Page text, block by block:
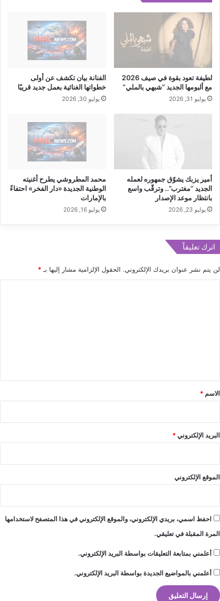
ع
د
ق
ف
ي
م
دّ
ة
لطيفة تعود بقوة في صيف 2026
مع ألبومها الجديد “شبهي بالملي”
يوليو 31, 2026
الفنانة بيان تكشف عن أولى
خطواتها الغنائية بعمل جديد قريبًا
يوليو 30, 2026
أمير يزبك يشوّق جمهوره لعمله
الجديد “مغترب”.. وترقّب واسع
بانتظار موعد الإصدار
يوليو 23, 2026
محمد المطروشي يطرح أغنيته
الوطنية الجديدة «دار الفخر» احتفاءً
بالإمارات
يوليو 16, 2026
اترك تعليقاً
لن يتم نشر عنوان بريدك الإلكتروني. الحقول الإلزامية مشار إليها بـ *
*
الاسم *
البريد الإلكتروني*
الموقع الإلكتروني
احفظ اسمي، بريدي الإلكتروني، والموقع الإلكتروني في هذا المتصفح لاستخدامها
المرة المقبلة في تعليقي.
أعلمني بمتابعة التعليقات بواسطة البريد الإلكتروني.
أعلمني بالمواضيع الجديدة بواسطة البريد الإلكتروني.